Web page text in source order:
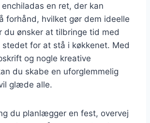
en ret, der kan
forhånd, hvilket gør dem ideelle
du ønsker at tilbringe tid med
for at stå i køkkenet. Med
og nogle kreative
du skabe en uforglemmelig
glæde alle.
du planlægger en fest, overvej